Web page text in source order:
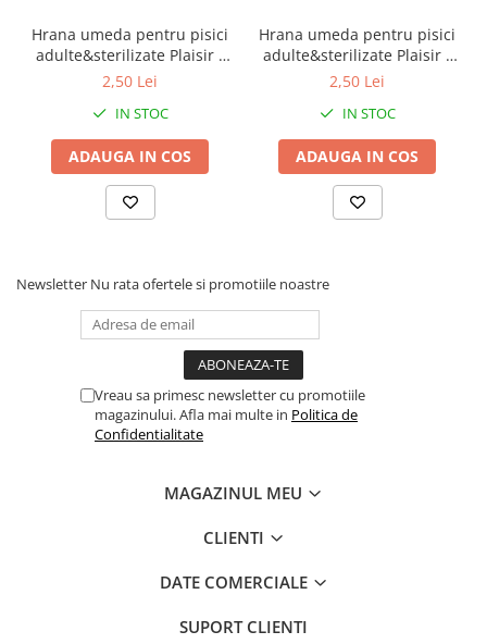
Hrana umeda pentru pisici
adulte&sterilizate Plaisir -
vita&curcan 100g
2,50 Lei
IN STOC
ADAUGA IN COS
Hrana umeda pentru pisici
adulte&sterilizate Plaisir -
pui&ficat 100g
2,50 Lei
IN STOC
ADAUGA IN COS
Newsletter Nu rata ofertele si promotiile noastre
Vreau sa primesc newsletter cu promotiile
magazinului. Afla mai multe in Politica de
Confidentialitate
MAGAZINUL MEU
CLIENTI
DATE COMERCIALE
SUPORT CLIENTI